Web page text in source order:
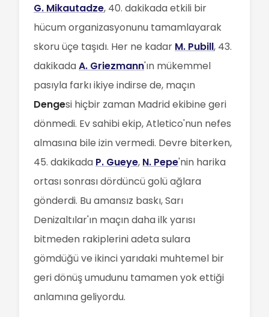
G. Mikautadze, 40. dakikada etkili bir
hücum organizasyonunu tamamlayarak
skoru üçe taşıdı. Her ne kadar M. Pubill, 43.
dakikadaA. Griezmann'ın mükemmel
pasıyla farkı ikiye indirse de, maçın
Dengesi hiçbir zaman Madrid ekibine geri
dönmedi. Ev sahibi ekip, Atletico'nun nefes
almasına bile izin vermedi. Devre biterken,
45. dakikada P. Gueye, N. Pepe'nin harika
ortası sonrası dördüncü golü ağlara
gönderdi. Bu amansız baskı, Sarı
Denizaltılar'ın maçın daha ilk yarısı
bitmeden rakiplerini adeta sulara
gömdüğü ve ikinci yarıdaki muhtemel bir
geri dönüş umudunu tamamen yok ettiği
anlamına geliyordu.